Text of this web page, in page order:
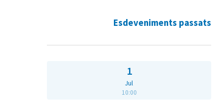
Esdeveniments passats
1
Jul
10:00